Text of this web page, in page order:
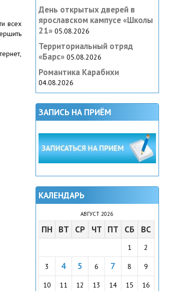
всех
День открытых дверей в
ярославском кампусе «‎Школы
21» 05.08.2026
Территориальный отряд
«Барс» 05.08.2026
Романтика Карабихи
04.08.2026
ЗАПИСЬ НА ПРИЁМ
КАЛЕНДАРЬ
АВГУСТ 2026
ПН ВТ СР ЧТ ПТ СБ ВС
1 2
3 4 5 6 7 8 9
10 11 12 13 14 15 16